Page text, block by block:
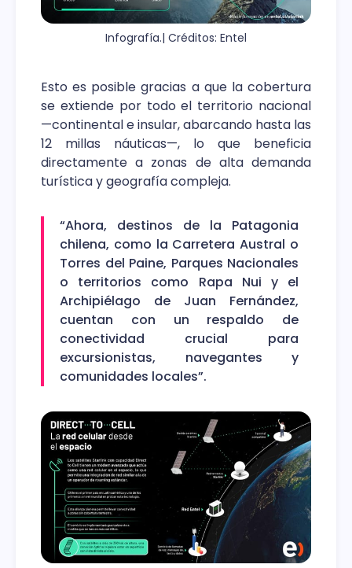
Infografía.| Créditos: Entel
Esto es posible gracias a que la cobertura
se extiende por todo el territorio nacional
—continental e insular, abarcando hasta las
12 millas náuticas—, lo que beneficia
directamente a zonas de alta demanda
turística y geografía compleja.
“Ahora, destinos de la Patagonia
chilena, como la Carretera Austral o
Torres del Paine, Parques Nacionales
o territorios como Rapa Nui y el
Archipiélago de Juan Fernández,
cuentan con un respaldo de
conectividad crucial para
excursionistas, navegantes y
comunidades locales”.